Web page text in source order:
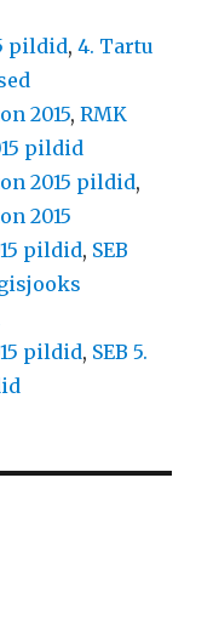
pildid,4. Tartu
2015,RMK
pildid
2015 pildid,
2015
pildid, SEB
pildid, SEB 5.